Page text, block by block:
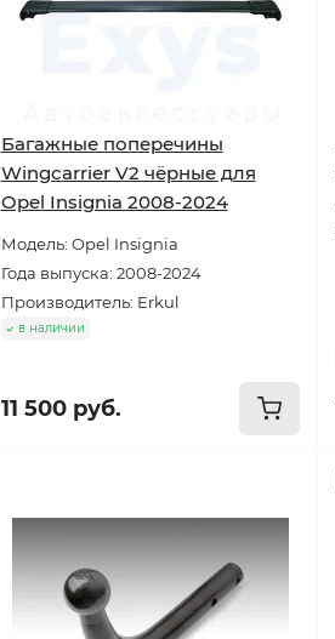
Багажные поперечины
Wingcarrier V2 чёрные для
Opel Insignia 2008-2024
Модель: Opel Insignia
Года выпуска: 2008-2024
Производитель: Erkul
в наличии
11 500 руб.